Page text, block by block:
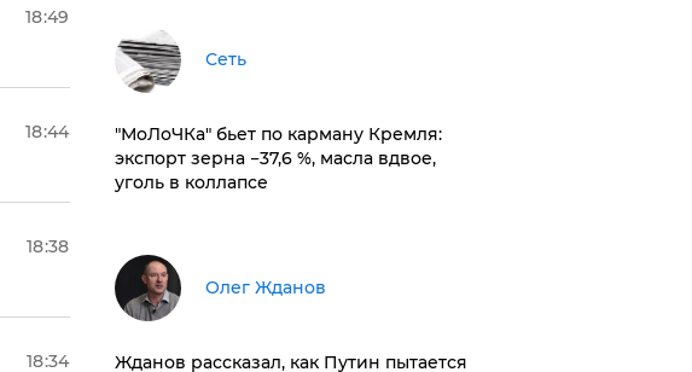
18:49
18:44
18:38
18:34
Сеть
​"МоЛоЧКа" бьет по карману Кремля:
экспорт зерна −37,6 %, масла вдвое,
уголь в коллапсе
Олег Жданов
Жданов рассказал, как Путин пытается